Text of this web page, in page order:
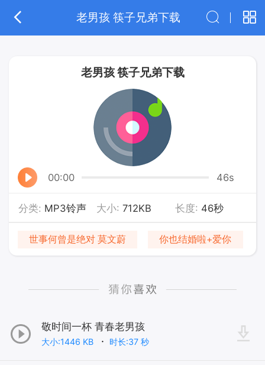
老男孩 筷子兄弟下载
老男孩 筷子兄弟下载
00:00 46s
分类: MP3铃声 大小:712KB 长度: 46秒
世事何曾是绝对 莫文蔚 你也结婚啦+爱你
敬时间一杯 青春老男孩
大小:1446 KB 时长:37 秒